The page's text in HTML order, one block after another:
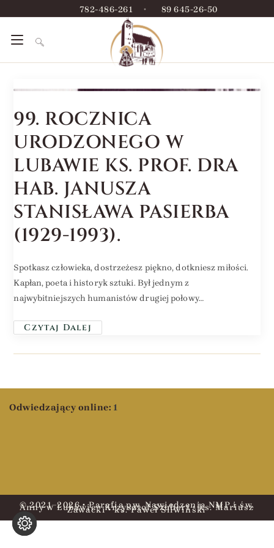
782-486-261 • 89 645-26-50
99. ROCZNICA
URODZONEGO W
LUBAWIE KS. PROF. DRA
HAB. JANUSZA
STANISŁAWA PASIERBA
(1929-1993).
Spotkasz człowieka, dostrzeżesz piękno, dotkniesz miłości.
Kapłan, poeta i historyk sztuki. Był jednym z
najwybitniejszych humanistów drugiej połowy…
Czytaj Dalej
Odwiedzający online: 1
© 2021–2026 • Parafia pw. Nawiedzenia NMP i św.
Anny w Lubawie • Krzysztof Szubert • ks. Mariusz
Zawacki • ks. Paweł Śliwiński